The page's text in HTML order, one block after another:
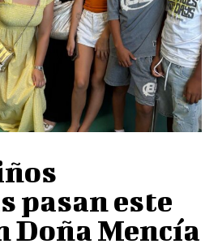
pasan este
Doña Mencía